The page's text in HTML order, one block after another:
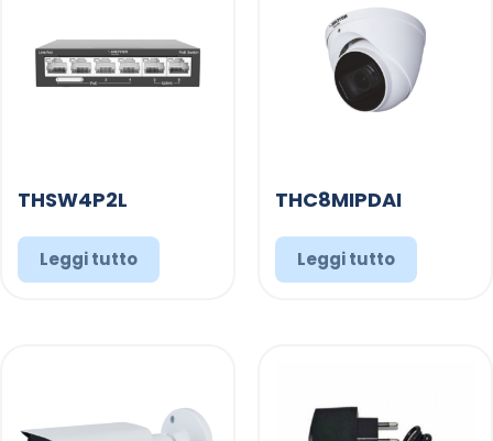
THSW4P2L
Leggi tutto
THC8MIPDAI
Leggi tutto